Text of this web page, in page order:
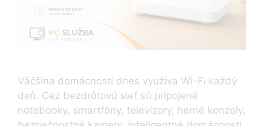
Väčšina domácností dnes využíva Wi-Fi každý
deň. Cez bezdrôtovú sieť sú pripojené
notebooky, smartfóny, televízory, herné konzoly,